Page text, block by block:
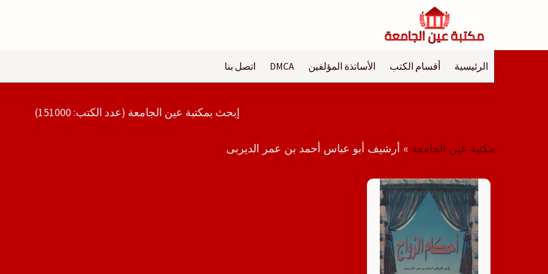
الرئيسية أقسام الكتب الأساتذة المؤلفين DMCA اتصل بنا
إبحث بمكتبة عين الجامعة (عدد الكتب: 151000)
مكتبة عين الجامعة » أرشيف أبو عباس أحمد بن عمر الديربى